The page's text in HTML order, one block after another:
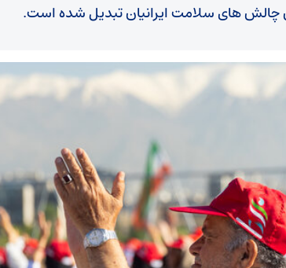
چالش های سلامت ایرانیان تبدیل شده است.
متهم
توزیع 100 میلیارد
در کشور